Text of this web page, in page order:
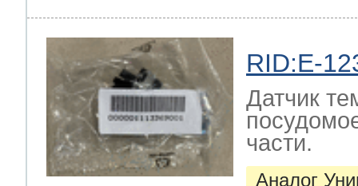
RID:E-
Датчик
части.
Аналог